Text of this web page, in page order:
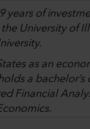
years of
University of
as an
a
Financial